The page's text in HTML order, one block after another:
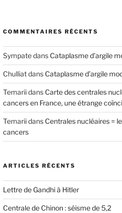
COMMENTAIRES RÉCENTS
Sympatedans Cataplasme d’argile
Chulliatdans Cataplasme d’argile
Temariidans Carte des centrales
cancers en France, une étrange
Temariidans Centrales nucléaires =
cancers
ARTICLES RÉCENTS
Lettre de Gandhi à Hitler
Centrale de Chinon : séisme de 5,2